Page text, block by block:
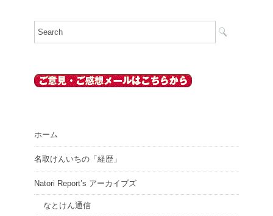
ホーム
名取けんいちの「経歴」
Natori Report’s アーカイブズ
なとけん通信